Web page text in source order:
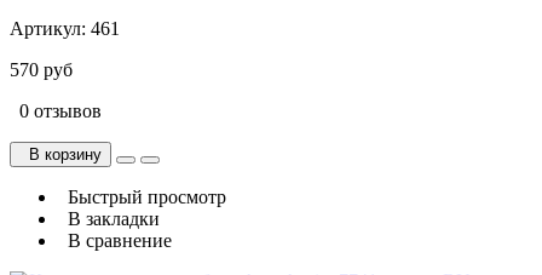
Артикул: 461
570 руб
0 отзывов
В корзину
Быстрый просмотр
В закладки
В сравнение